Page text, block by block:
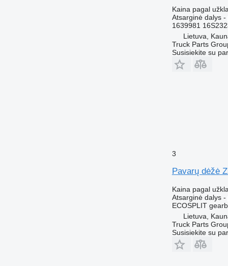
Kaina pagal
Atsarginė dalys
1639981
Lietuva,
Truck Parts
Susisiekite su
3
Pavarų dėžė
Kaina pagal
Atsarginė dalys
ECOSPLIT
Lietuva,
Truck Parts
Susisiekite su